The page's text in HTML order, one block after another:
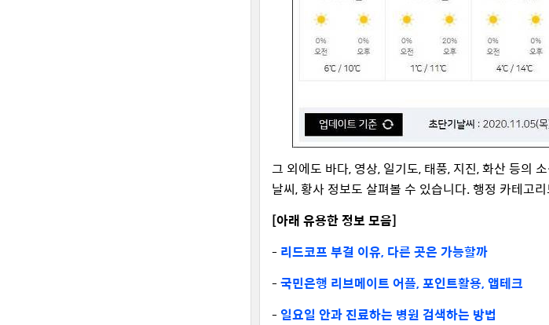
그 외에도 바다, 영상, 일기도, 태풍, 지진, 화산 등의
날씨, 황사 정보도 살펴볼 수 있습니다. 행정 카테고
[아래 유용한 정보 모음]
- 리드코프 부결 이유, 다른 곳은 가능할까
- 국민은행 리브메이트 어플, 포인트활용, 앱테크
- 일요일 안과 진료하는 병원 검색하는 방법